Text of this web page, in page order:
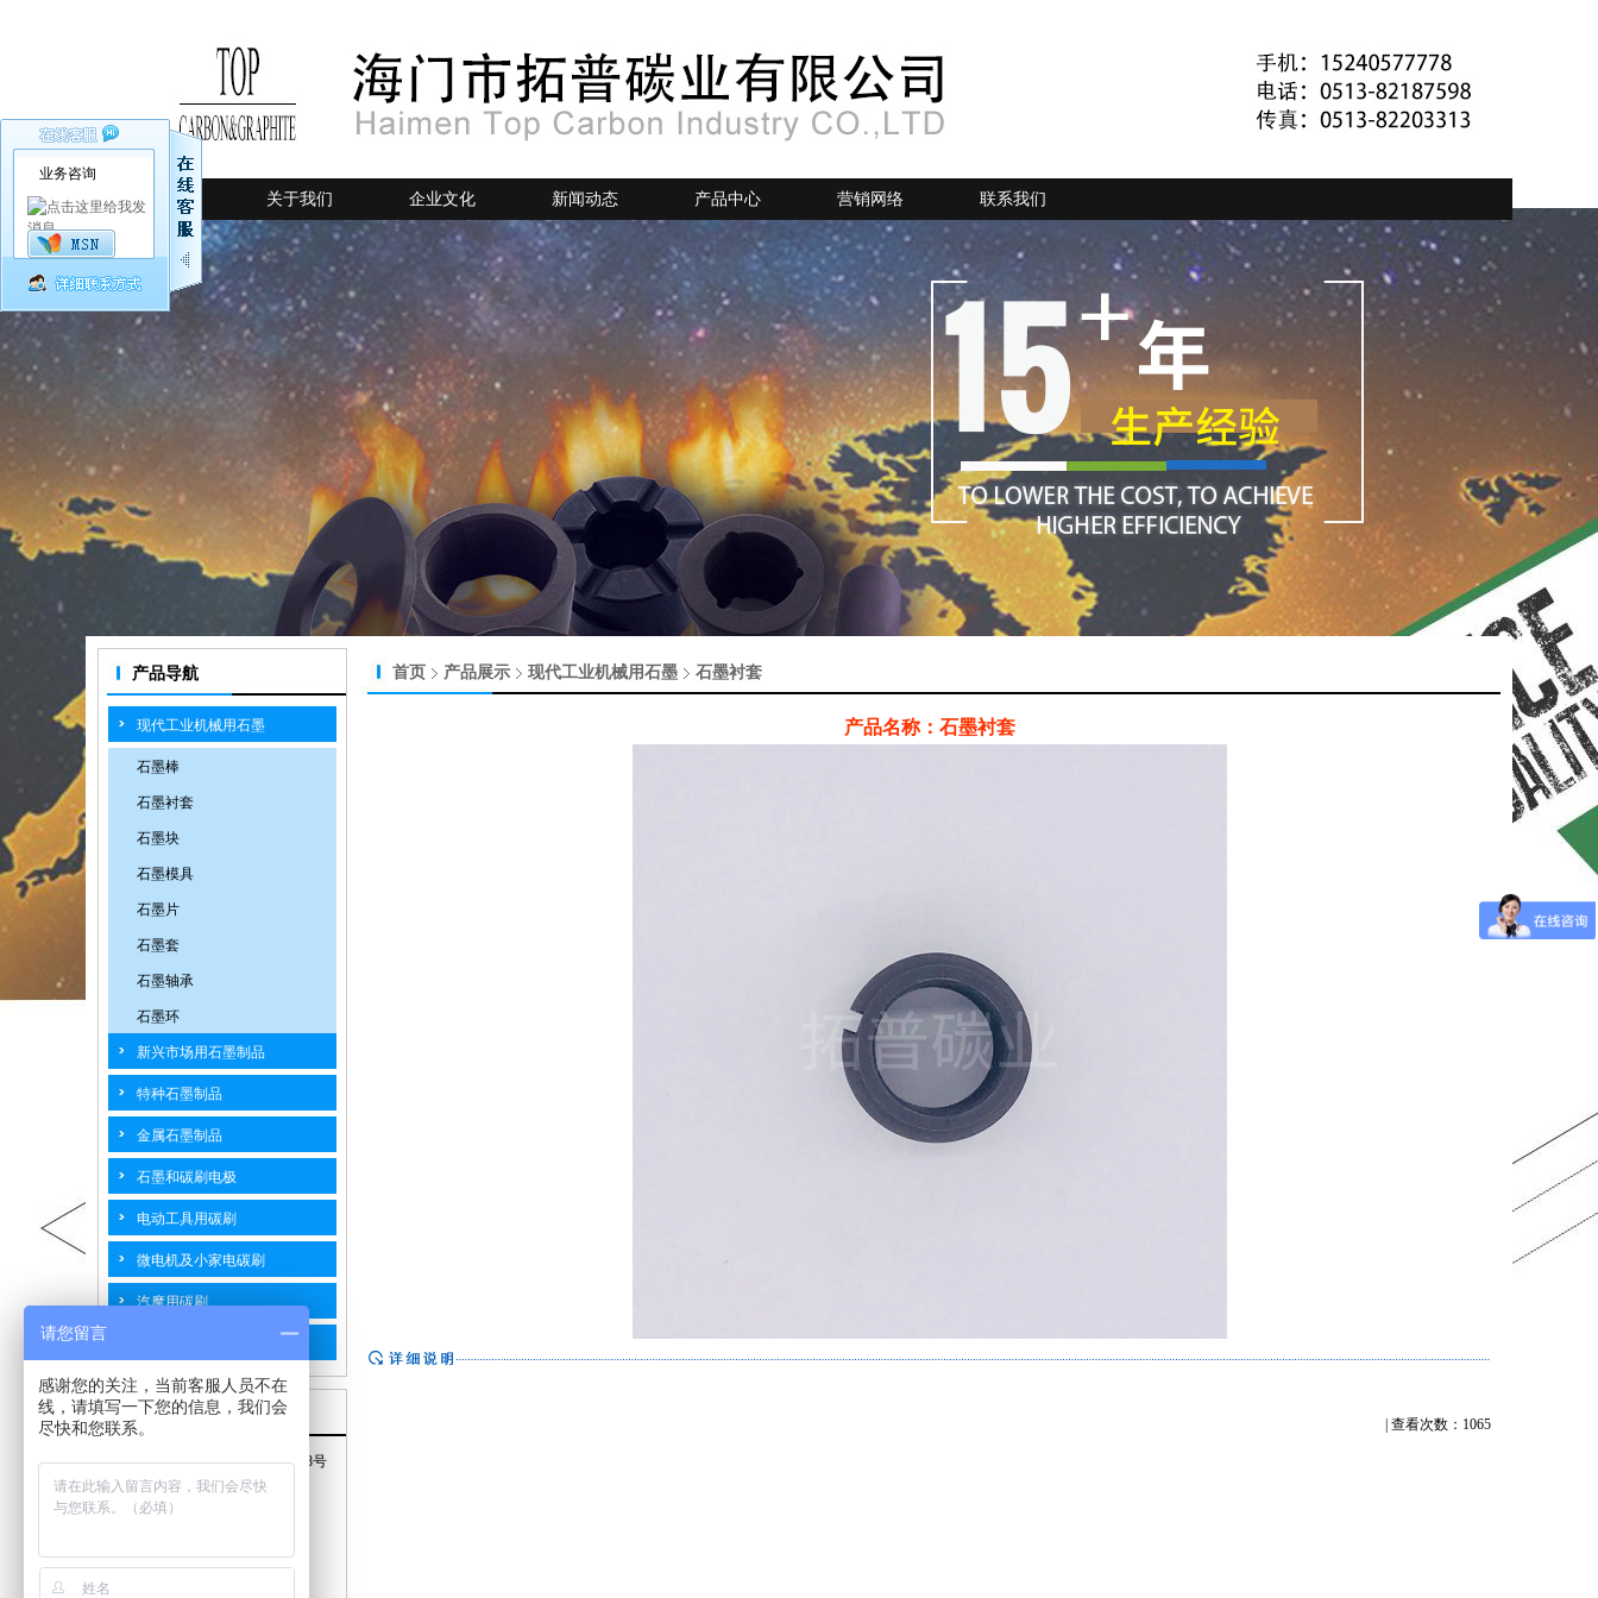
网站首页 关于我们 企业文化 新闻动态 产品中心 营销网络 联系我们
产品导航
现代工业机械用石墨
石墨棒
石墨衬套
石墨块
石墨模具
石墨片
石墨套
石墨轴承
石墨环
新兴市场用石墨制品
特种石墨制品
金属石墨制品
石墨和碳刷电极
电动工具用碳刷
微电机及小家电碳刷
汽摩用碳刷
联系我们
地址：江苏省海门市南海路768号
手机：15240577778
邮箱：top@hmtpty.com
首页 产品展示 现代工业机械用石墨 石墨衬套
产品名称：石墨衬套
| 查看次数：1065
业务咨询
请您留言
感谢您的关注，当前客服人员不在
线，请填写一下您的信息，我们会
尽快和您联系。